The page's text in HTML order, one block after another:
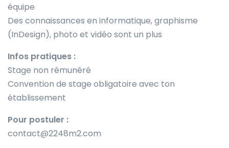
équipe
Des connaissances en informatique, graphisme
(InDesign), photo et vidéo sont un plus
Infos pratiques :
Stage non rémunéré
Convention de stage obligatoire avec ton
établissement
Pour postuler :
contact@2248m2.com